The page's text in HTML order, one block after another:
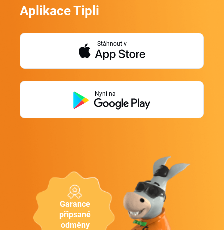
Garance
připsané
odměny
Aplikace Tipli
Stáhnout v
Nyní na